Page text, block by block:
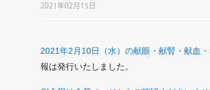
2021年02月15日
2021年2月10日（水）の献眼・献腎・献血
報は発行いたしました。